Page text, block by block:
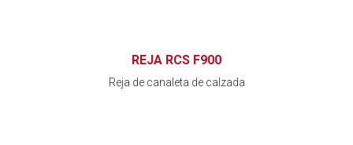
REJA RCS F900
Reja de canaleta de calzada